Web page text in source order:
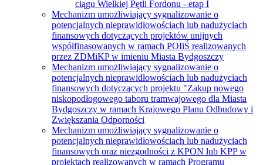
ciągu Wielkiej Pętli Fordonu - etap I
Mechanizm umożliwiający sygnalizowanie o
potencjalnych nieprawidłowościach lub nadużyciach
finansowych dotyczących projektów unijnych
współfinasowanych w ramach POIiŚ realizowanych
przez ZDMiKP w imieniu Miasta Bydgoszczy
Mechanizm umożliwiający sygnalizowanie o
potencjalnych nieprawidłowościach lub nadużyciach
finansowych dotyczących projektu "Zakup nowego
niskopodłogowego taboru tramwajowego dla Miasta
Bydgoszczy w ramach Krajowego Planu Odbudowy i
Zwiększania Odporności
Mechanizm umożliwiający sygnalizowanie o
potencjalnych nieprawidłowościach lub nadużyciach
finansowych oraz niezgodności z KPON lub KPP w
projektach realizowanych w ramach Programu